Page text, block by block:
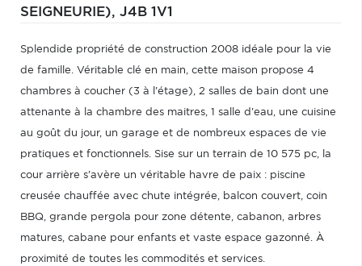
SEIGNEURIE), J4B 1V1
Splendide propriété de construction 2008 idéale pour la vie
de famille. Véritable clé en main, cette maison propose 4
chambres à coucher (3 à l'étage), 2 salles de bain dont une
attenante à la chambre des maitres, 1 salle d'eau, une cuisine
au goût du jour, un garage et de nombreux espaces de vie
pratiques et fonctionnels. Sise sur un terrain de 10 575 pc, la
cour arrière s'avère un véritable havre de paix : piscine
creusée chauffée avec chute intégrée, balcon couvert, coin
BBQ, grande pergola pour zone détente, cabanon, arbres
matures, cabane pour enfants et vaste espace gazonné. À
proximité de toutes les commodités et services.